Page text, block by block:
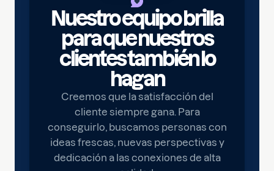
Nuestro equipo brilla
para que nuestros
clientes también lo
hagan
Creemos que la satisfacción del
cliente siempre gana. Para
conseguirlo, buscamos personas con
ideas frescas, nuevas perspectivas y
dedicación a las conexiones de alta